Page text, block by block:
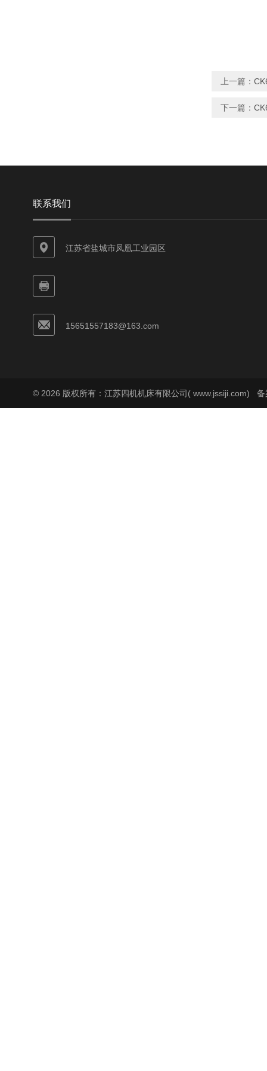
上一篇：
下一篇：
联系我们
江苏省盐城市凤凰工业园区
15651557183@163.com
© 2026 版权所有：江苏四机机床有限公司( www.jssiji.com) 备